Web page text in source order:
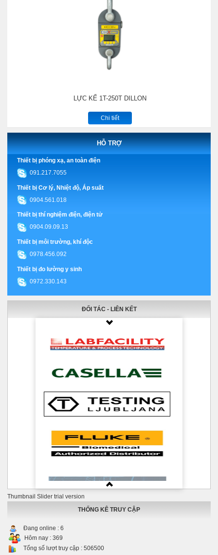
LỰC KẾ 1T-250T DILLON
Chi tiết
HỖ TRỢ
Thiết bị phóng xạ, an toàn điện
091.217.7055
Thiết bị Cơ lý, Nhiệt độ, Áp suất
0904.561.018
Thiết bị thí nghiệm điện, điện tử
0904.09.09.13
Thiết bị môi trường, khí độc
0978.456.092
Thiết bị đo lường y sinh
0972.330.143
ĐỐI TÁC - LIÊN KẾT
Thumbnail Slider trial version
THỐNG KÊ TRUY CẬP
Đang online : 6
Hôm nay : 369
Tổng số lượt truy cập : 506500